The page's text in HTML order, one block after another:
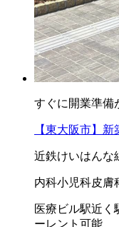
すぐに開業準備
【東大阪市】
近鉄けいはんな
内科小児科皮膚
医療ビル駅近く
ーレント可能